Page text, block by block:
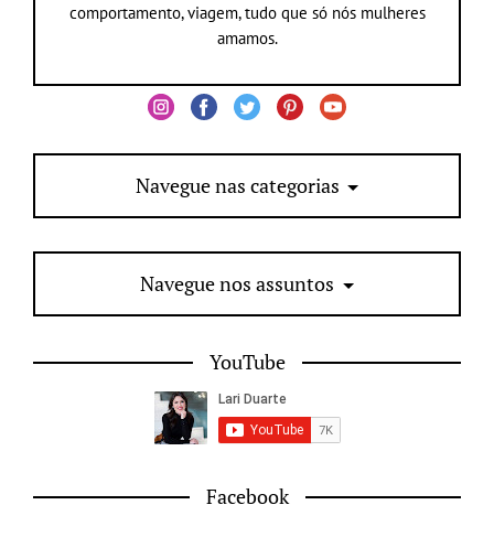
comportamento, viagem, tudo que só nós mulheres
amamos.
Navegue nas categorias
Navegue nos assuntos
YouTube
Facebook